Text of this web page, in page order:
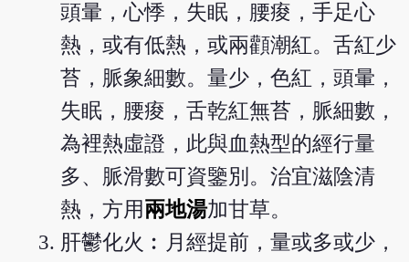
頭暈，心悸，失眠，腰痠，手足心
熱，或有低熱，或兩顴潮紅。舌紅少
苔，脈象細數。量少，色紅，頭暈，
失眠，腰痠，舌乾紅無苔，脈細數，
為裡熱虛證，此與血熱型的經行量
多、脈滑數可資鑒別。治宜滋陰清
熱，方用 兩地湯加甘草。
肝鬱化火︰月經提前，量或多或少，